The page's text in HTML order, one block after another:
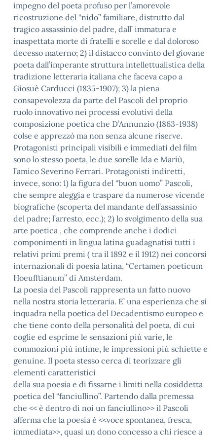
impegno del poeta profuso per l’amorevole
ricostruzione del “nido” familiare, distrutto dal
tragico assassinio del padre, dall’ immatura e
inaspettata morte di fratelli e sorelle e dal doloroso
decesso materno; 2) il distacco convinto del giovane
poeta dall’imperante struttura intellettualistica della
tradizione letteraria italiana che faceva capo a
Giosuè Carducci (1835-1907); 3) la piena
consapevolezza da parte del Pascoli del proprio
ruolo innovativo nei processi evolutivi della
composizione poetica che D’Annunzio (1863-1938)
colse e apprezzò ma non senza alcune riserve.
Protagonisti principali visibili e immediati del film
sono lo stesso poeta, le due sorelle Ida e Mariù,
l’amico Severino Ferrari. Protagonisti indiretti,
invece, sono: 1) la figura del “buon uomo” Pascoli,
che sempre aleggia e traspare da numerose vicende
biografiche (scoperta del mandante dell’assassinio
del padre; l’arresto, ecc.); 2) lo svolgimento della sua
arte poetica , che comprende anche i dodici
componimenti in lingua latina guadagnatisi tutti i
relativi primi premi ( tra il 1892 e il 1912) nei concorsi
internazionali di poesia latina, “Certamen poeticum
Hoeufftianum” di Amsterdam.
La poesia del Pascoli rappresenta un fatto nuovo
nella nostra storia letteraria. E’ una esperienza che si
inquadra nella poetica del Decadentismo europeo e
che tiene conto della personalità del poeta, di cui
coglie ed esprime le sensazioni più varie, le
commozioni più intime, le impressioni più schiette e
genuine. Il poeta stesso cerca di teorizzare gli
elementi caratteristici
della sua poesia e di fissarne i limiti nella cosiddetta
poetica del “fanciullino”. Partendo dalla premessa
che << è dentro di noi un fanciullino>> il Pascoli
afferma che la poesia è <<voce spontanea, fresca,
immediata>>, quasi un dono concesso a chi riesce a